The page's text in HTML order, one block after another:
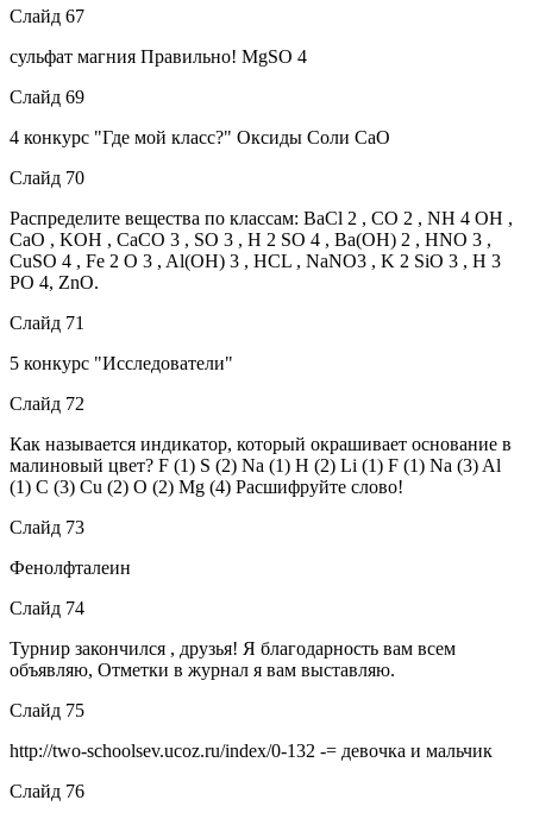
Слайд 67
сульфат магния Правильно! MgSO 4
Слайд 69
4 конкурс "Где мой класс?" Оксиды Соли CaO
Слайд 70
Распределите вещества по классам: BaCl 2 , CO 2 , NH 4 OH ,
CaO , KOH , CaCO 3 , SO 3 , H 2 SO 4 , Ba(OH) 2 , HNO 3 ,
CuSO 4 , Fe 2 O 3 , Al(OH) 3 , HCL , NaNO3 , K 2 SiO 3 , H 3
PO 4, ZnO.
Слайд 71
5 конкурс "Исследователи"
Слайд 72
Как называется индикатор, который окрашивает основание в
малиновый цвет? F (1) S (2) Na (1) H (2) Li (1) F (1) Na (3) Al
(1) C (3) Cu (2) O (2) Mg (4) Расшифруйте слово!
Слайд 73
Фенолфталеин
Слайд 74
Турнир закончился , друзья! Я благодарность вам всем
объявляю, Отметки в журнал я вам выставляю.
Слайд 75
http://two-schoolsev.ucoz.ru/index/0-132 -= девочка и мальчик
Слайд 76